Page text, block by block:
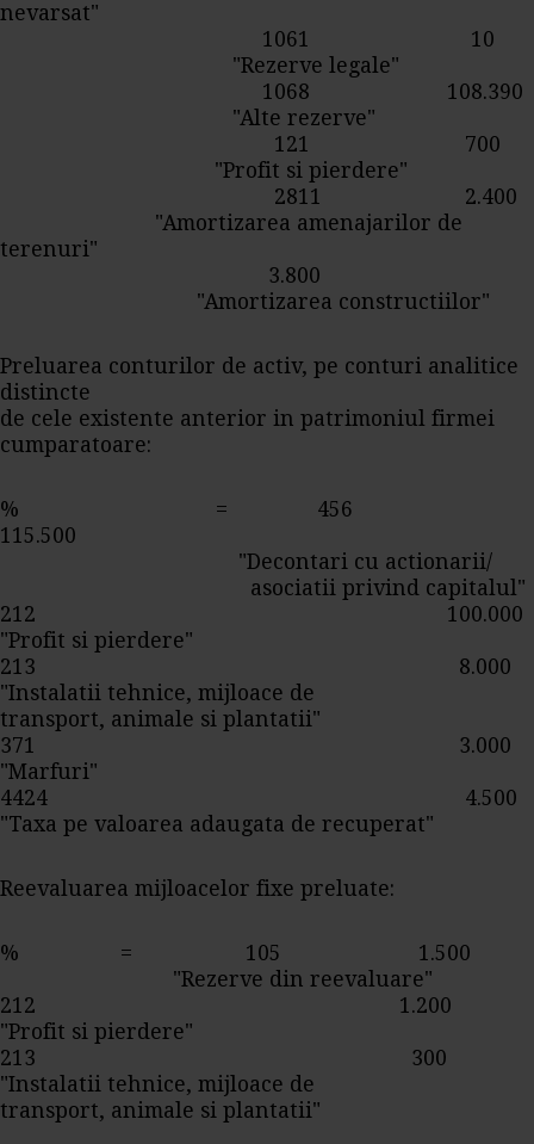
nevarsat"
1061 10
"Rezerve legale"
1068 108.390
"Alte rezerve"
121 700
"Profit si pierdere"
2811 2.400
"Amortizarea amenajarilor de
terenuri"
3.800
"Amortizarea constructiilor"
Preluarea conturilor de activ, pe conturi analitice
distincte
de cele existente anterior in patrimoniul firmei
cumparatoare:
% = 456
115.500
"Decontari cu actionarii/
asociatii privind capitalul"
212 100.000
"Profit si pierdere"
213 8.000
"Instalatii tehnice, mijloace de
transport, animale si plantatii"
371 3.000
"Marfuri"
4424 4.500
"Taxa pe valoarea adaugata de recuperat"
Reevaluarea mijloacelor fixe preluate:
% = 105 1.500
"Rezerve din reevaluare"
212 1.200
"Profit si pierdere"
213 300
"Instalatii tehnice, mijloace de
transport, animale si plantatii"